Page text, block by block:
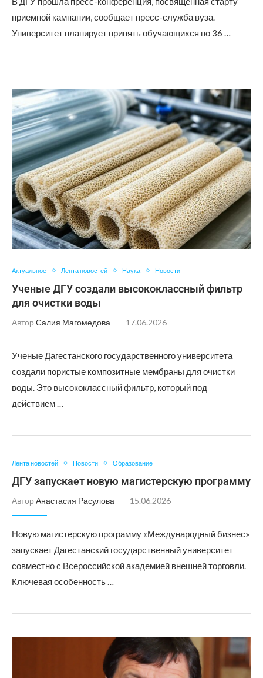
приемной кампании, сообщает пресс-служба вуза.
Университет планирует принять обучающихся по 36 …
Актуальное Лента новостей Наука Новости
Ученые ДГУ создали высококлассный фильтр
для очистки воды
Автор Салия Магомедова 17.06.2026
Ученые Дагестанского государственного университета
создали пористые композитные мембраны для очистки
воды. Это высококлассный фильтр, который под
действием …
Лента новостей Новости Образование
ДГУ запускает новую магистерскую программу
Автор Анастасия Расулова 15.06.2026
Новую магистерскую программу «Международный бизнес»
запускает Дагестанский государственный университет
совместно с Всероссийской академией внешней торговли.
Ключевая особенность …